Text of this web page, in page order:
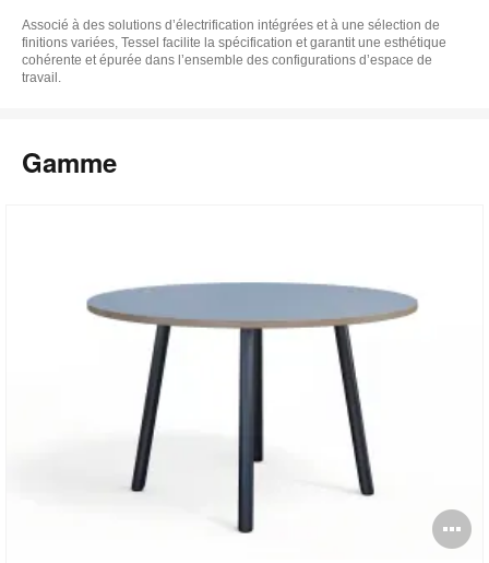
Associé à des solutions d’électrification intégrées et à une sélection de
finitions variées, Tessel facilite la spécification et garantit une esthétique
cohérente et épurée dans l’ensemble des configurations d’espace de
travail.
Gamme